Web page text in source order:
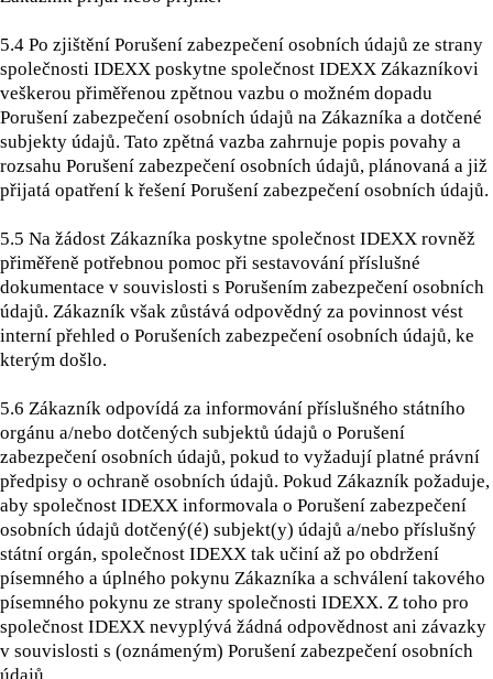
5.4 Po zjištění Porušení zabezpečení osobních údajů ze strany
společnosti IDEXX poskytne společnost IDEXX Zákazníkovi
veškerou přiměřenou zpětnou vazbu o možném dopadu
Porušení zabezpečení osobních údajů na Zákazníka a dotčené
subjekty údajů. Tato zpětná vazba zahrnuje popis povahy a
rozsahu Porušení zabezpečení osobních údajů, plánovaná a již
přijatá opatření k řešení Porušení zabezpečení osobních údajů.
5.5 Na žádost Zákazníka poskytne společnost IDEXX rovněž
přiměřeně potřebnou pomoc při sestavování příslušné
dokumentace v souvislosti s Porušením zabezpečení osobních
údajů. Zákazník však zůstává odpovědný za povinnost vést
interní přehled o Porušeních zabezpečení osobních údajů, ke
kterým došlo.
5.6 Zákazník odpovídá za informování příslušného státního
orgánu a/nebo dotčených subjektů údajů o Porušení
zabezpečení osobních údajů, pokud to vyžadují platné právní
předpisy o ochraně osobních údajů. Pokud Zákazník požaduje,
aby společnost IDEXX informovala o Porušení zabezpečení
osobních údajů dotčený(é) subjekt(y) údajů a/nebo příslušný
státní orgán, společnost IDEXX tak učiní až po obdržení
písemného a úplného pokynu Zákazníka a schválení takového
písemného pokynu ze strany společnosti IDEXX. Z toho pro
společnost IDEXX nevyplývá žádná odpovědnost ani závazky
v souvislosti s (oznámeným) Porušení zabezpečení osobních